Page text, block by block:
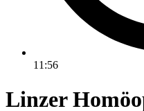
11:56
Linzer